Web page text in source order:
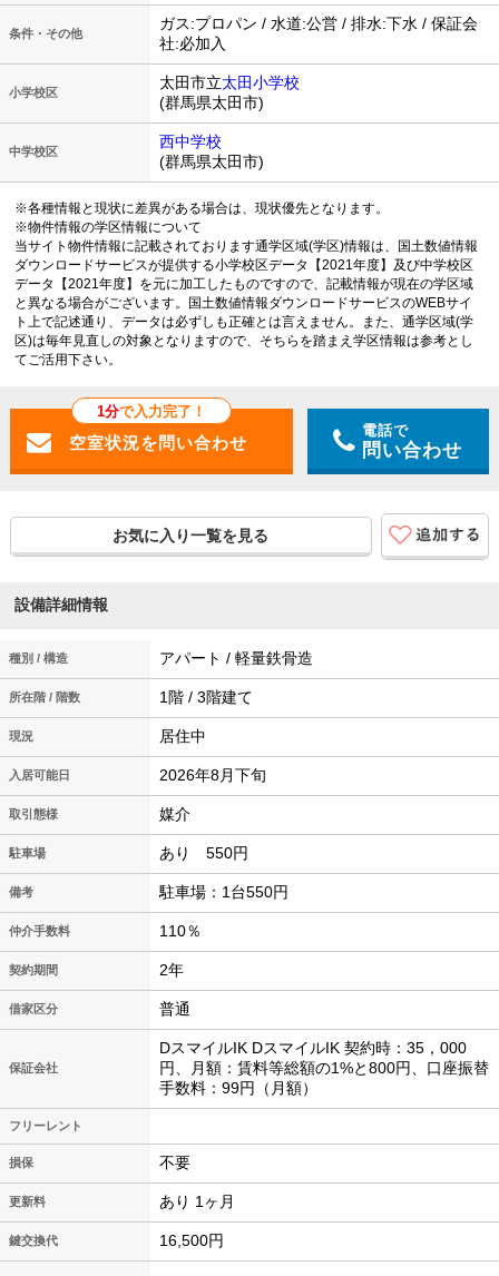
条件・その他
ガス:プロパン / 水道:公営 / 排水:下水 / 保証会
社:必加入
小学校区
太田市立太田小学校
(群馬県太田市)
中学校区
西中学校
(群馬県太田市)
※各種情報と現状に差異がある場合は、現状優先となります。
※物件情報の学区情報について
当サイト物件情報に記載されております通学区域(学区)情報は、国土数値情報
ダウンロードサービスが提供する小学校区データ【2021年度】及び中学校区
データ【2021年度】を元に加工したものですので、記載情報が現在の学区域
と異なる場合がございます。国土数値情報ダウンロードサービスのWEBサイ
ト上で記述通り、データは必ずしも正確とは言えません。また、通学区域(学
区)は毎年見直しの対象となりますので、そちらを踏まえ学区情報は参考とし
てご活用下さい。
1分で入力完了！
電話で
問い合わせ
お気に入り一覧を見る
設備詳細情報
種別 / 構造 アパート / 軽量鉄骨造
所在階 / 階数 1階 / 3階建て
現況 居住中
入居可能日 2026年8月下旬
取引態様 媒介
駐車場 あり 550円
備考 駐車場：1台550円
仲介手数料 110％
契約期間 2年
借家区分 普通
保証会社
DスマイルIK DスマイルIK 契約時：35，000
円、月額：賃料等総額の1%と800円、口座振替
手数料：99円（月額）
フリーレント
損保 不要
更新料 あり 1ヶ月
鍵交換代 16,500円